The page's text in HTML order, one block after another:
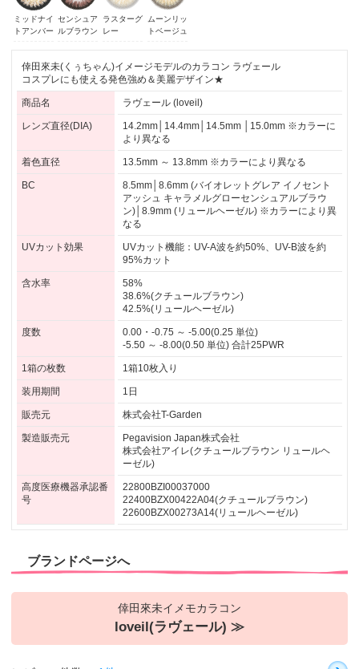
ミッドナイ
トアンバー
センシュア
ルブラウン
ラスターグ
レー
ムーンリッ
トベージュ
倖田來未(くぅちゃん)イメージモデルのカラコン ラヴェール
コスプレにも使える発色強め＆美麗デザイン★
商品名 ラヴェール (loveil)
レンズ直径(DIA)
14.2mm│14.4mm│14.5mm │15.0mm ※カラーに
より異なる
着色直径 13.5mm ～ 13.8mm ※カラーにより異なる
BC
8.5mm│8.6mm (バイオレットグレア イノセント
アッシュ キャラメルグローセンシュアルブラウ
ン)│8.9mm (リュールヘーゼル) ※カラーにより異
なる
UVカット効果
UVカット機能：UV-A波を約50%、UV-B波を約
95%カット
含水率
58%
38.6%(クチュールブラウン)
42.5%(リュールヘーゼル)
度数
0.00・-0.75 ～ -5.00(0.25 単位)
-5.50 ～ -8.00(0.50 単位) 合計25PWR
1箱の枚数 1箱10枚入り
装用期間 1日
販売元 株式会社T-Garden
製造販売元
Pegavision Japan株式会社
株式会社アイレ(クチュールブラウン リュールヘ
ーゼル)
高度医療機器承認番
号
22800BZI00037000
22400BZX00422A04(クチュールブラウン)
22600BZX00273A14(リュールヘーゼル)
ブランドページへ
倖田來未イメモカラコン
loveil(ラヴェール) ≫